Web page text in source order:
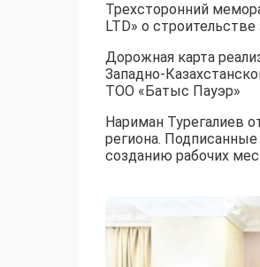
Трехсторонний
LTD» о
Дорожная карта
Западно-
ТОО «Батыс Пауэр»
Нариман Турегалиев
региона.
созданию рабочих